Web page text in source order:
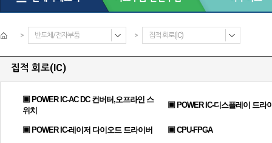
> 반도체/전자부품 > 집적 회로(IC)
집적 회로(IC)
▣ POWER IC-AC DC 컨버터,오프라인 스
위치
▣ POWER IC-디스플레이 드라
▣ POWER IC-레이저 다이오드 드라이버 ▣ CPU-FPGA